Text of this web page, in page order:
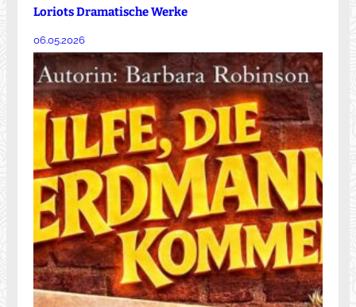
Loriots Dramatische Werke
06.05.2026